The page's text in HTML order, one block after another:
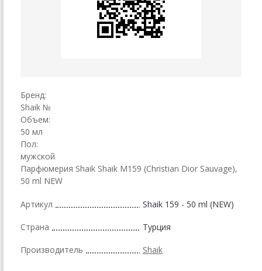
Бренд:
Shaik №
Объем:
50 мл
Пол:
мужской
Парфюмерия Shaik Shaik M159 (Christian Dior Sauvage),
50 ml NEW
Артикул Shaik 159 - 50 ml (NEW)
Страна Турция
Производитель Shaik